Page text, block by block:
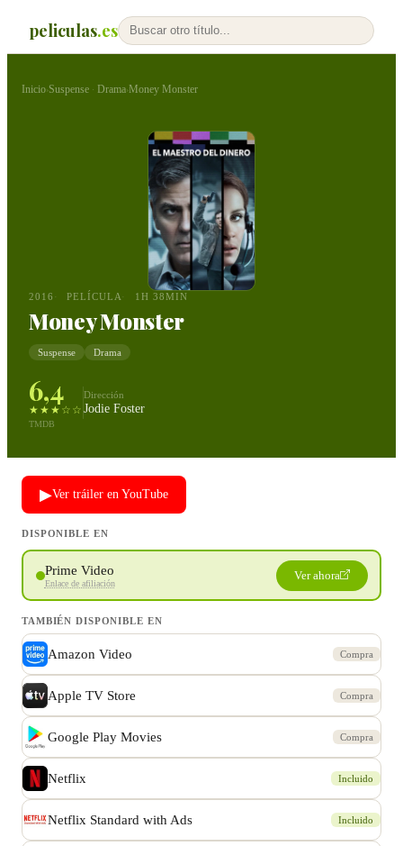
peliculas.es
Inicio›Suspense · Drama›Money Monster
2016 PELÍCULA 1H 38MIN
Money Monster
Suspense Drama
6,4
★★★☆☆
TMDB
Dirección
Jodie Foster
▶Ver tráiler en YouTube
DISPONIBLE EN
Prime Video
Enlace de afiliación
Ver ahora
TAMBIÉN DISPONIBLE EN
Amazon Video Compra
Apple TV Store Compra
Google Play Movies Compra
Netflix Incluido
Netflix Standard with Ads Incluido